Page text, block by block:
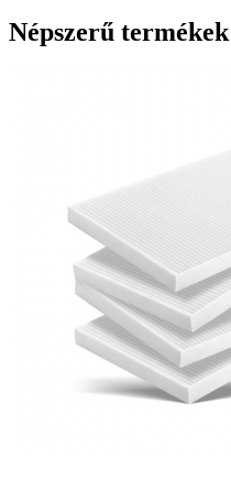
Népszerű termékek